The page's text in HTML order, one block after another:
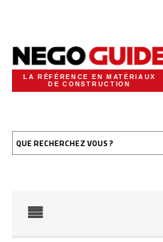
LA RÉFÉRENCE EN MATÉRIAUX
DE CONSTRUCTION
QUE RECHERCHEZ VOUS ?